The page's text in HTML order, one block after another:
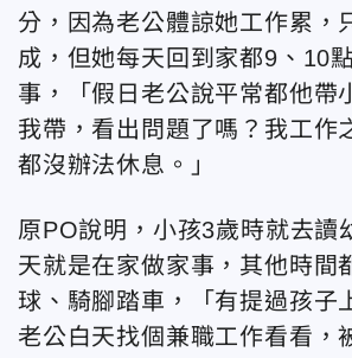
分，因為老公體諒她工作累，
成，但她每天回到家都9、10
事，「假日老公說平常都他帶
我帶，看出問題了嗎？我工作
都沒辦法休息。」
原PO說明，小孩3歲時就去讀
天就是在家做家事，其他時間
球、騎腳踏車，「有提過孩子
老公白天找個兼職工作看看，